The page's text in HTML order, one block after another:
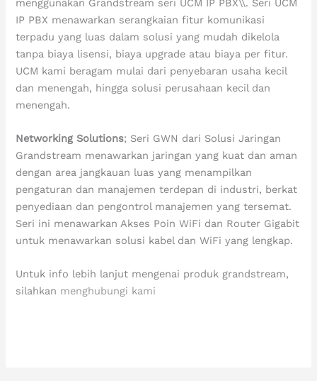
menggunakan Grandstream seri UCM IP PBX\\. Seri UCM
IP PBX menawarkan serangkaian fitur komunikasi
terpadu yang luas dalam solusi yang mudah dikelola
tanpa biaya lisensi, biaya upgrade atau biaya per fitur.
UCM kami beragam mulai dari penyebaran usaha kecil
dan menengah, hingga solusi perusahaan kecil dan
menengah.
Networking Solutions; Seri GWN dari Solusi Jaringan
Grandstream menawarkan jaringan yang kuat dan aman
dengan area jangkauan luas yang menampilkan
pengaturan dan manajemen terdepan di industri, berkat
penyediaan dan pengontrol manajemen yang tersemat.
Seri ini menawarkan Akses Poin WiFi dan Router Gigabit
untuk menawarkan solusi kabel dan WiFi yang lengkap.
Untuk info lebih lanjut mengenai produk grandstream,
silahkan menghubungi kami